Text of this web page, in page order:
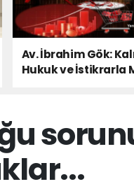
Av. İbrahim Gök:
Hukuk ve İstikrarla